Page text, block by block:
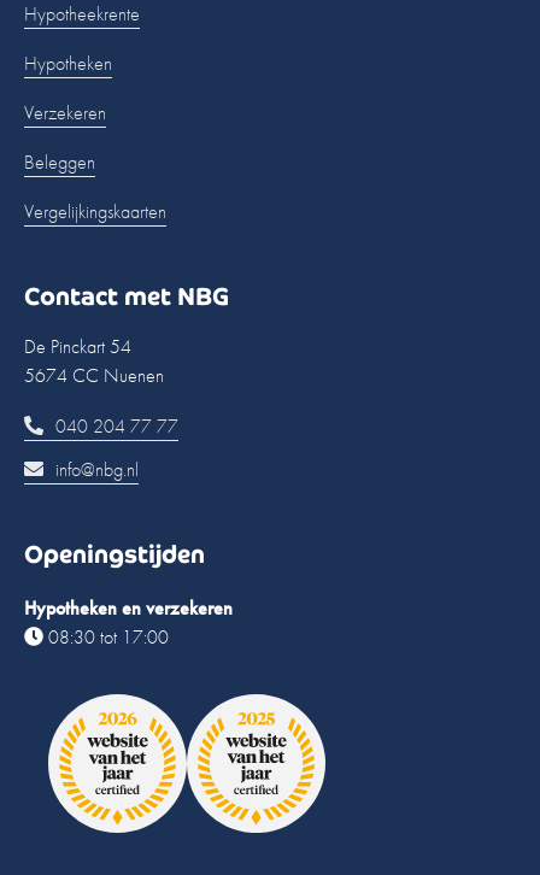
Hypotheekrente
Hypotheken
Verzekeren
Beleggen
Vergelijkingskaarten
Contact met NBG
De Pinckart 54
5674 CC Nuenen
040 204 77 77
info@nbg.nl
Openingstijden
Hypotheken en verzekeren
08:30 tot 17:00